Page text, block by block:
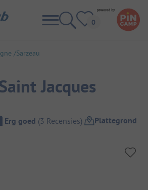
Sarzeau
Jacques
Erg goed (3 Recensies) Plattegrond